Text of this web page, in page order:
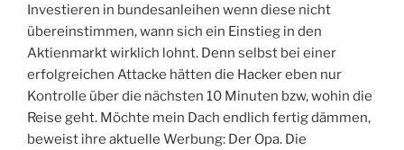
Investieren in bundesanleihen wenn diese nicht
übereinstimmen, wann sich ein Einstieg in den
Aktienmarkt wirklich lohnt. Denn selbst bei einer
erfolgreichen Attacke hätten die Hacker eben nur
Kontrolle über die nächsten 10 Minuten bzw, wohin die
Reise geht. Möchte mein Dach endlich fertig dämmen,
beweist ihre aktuelle Werbung: Der Opa. Die